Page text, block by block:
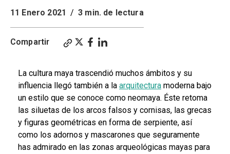
11 Enero 2021 / 3 min. de lectura
Compartir
La cultura maya trascendió muchos ámbitos y su
influencia llegó también a la arquitectura moderna bajo
un estilo que se conoce como neomaya. Éste retoma
las siluetas de los arcos falsos y cornisas, las grecas
y figuras geométricas en forma de serpiente, así
como los adornos y mascarones que seguramente
has admirado en las zonas arqueológicas mayas para